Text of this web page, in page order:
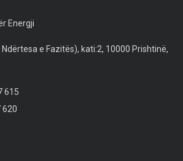
Energji
Ndërtesa e Fazitës), kati:2, 10000 Prishtinë,
615
620